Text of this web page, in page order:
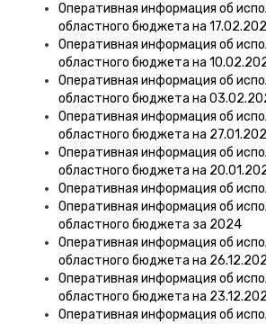
Оперативная информация об
областного бюджета на
Оперативная информация об
областного бюджета на
Оперативная информация об
областного бюджета на
Оперативная информация об
областного бюджета на
Оперативная информация об
областного бюджета на
Оперативная информация об
Оперативная информация об
областного бюджета за 2024
Оперативная информация об
областного бюджета на
Оперативная информация об
областного бюджета на
Оперативная информация об